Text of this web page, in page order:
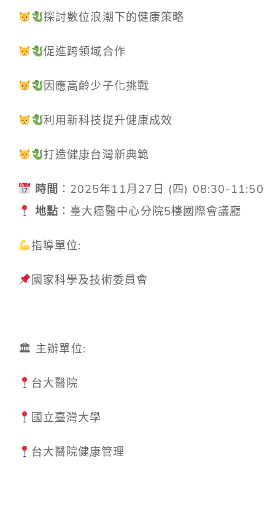
探討數位浪潮下的健康策略
促進跨領域合作
因應高齡少子化挑戰
利用新科技提升健康成效
打造健康台灣新典範
時間 ：2025年11月27日 (四) 08:30-11:50
地點 ：臺大癌醫中心分院5樓國際會議廳
指導單位:
國家科學及技術委員會
🏛 主辦單位:
台大醫院
國立臺灣大學
台大醫院健康管理